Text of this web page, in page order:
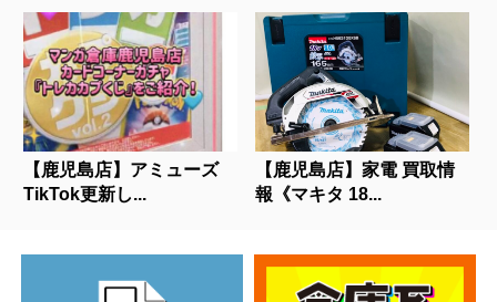
【鹿児島店】アミューズ
TikTok更新し...
【鹿児島店】家電 買取情
報《マキタ 18...